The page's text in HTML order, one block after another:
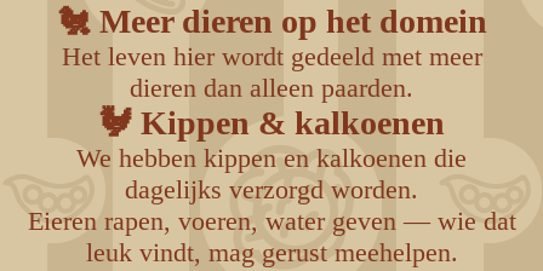
🐔 Meer dieren op het domein
Het leven hier wordt gedeeld met meer
dieren dan alleen paarden.
🐓 Kippen & kalkoenen
We hebben kippen en kalkoenen die
dagelijks verzorgd worden.
Eieren rapen, voeren, water geven — wie dat
leuk vindt, mag gerust meehelpen.